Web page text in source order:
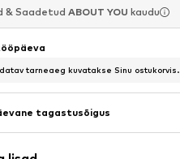
& Saadetud ABOUT YOU kaudu
& Saadetud ABOUT YOU kaudu
& Saadetud ABOUT YOU kaudu
tarneaeg kuvatakse Sinu ostukorvis.
tagastusõigus